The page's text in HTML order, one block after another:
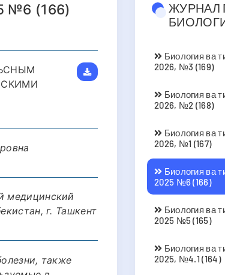
№6 (166)
медицинский
г. Ташкент
также
ЖУРНАЛ
Биология ва
2026, №3 (169)
Биология ва
2026, №2 (168)
Биология ва
2026, №1 (167)
Биология ва
2025 №6 (166)
Биология ва
2025 №5 (165)
Биология ва
2025, №4.1 (164)